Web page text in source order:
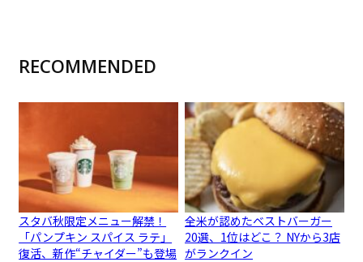
RECOMMENDED
スタバ秋限定メニュー解禁！
「パンプキン スパイス ラテ」
復活、新作“チャイダー”も登場
全米が認めたベストバーガー
20選、1位はどこ？ NYから3店
がランクイン